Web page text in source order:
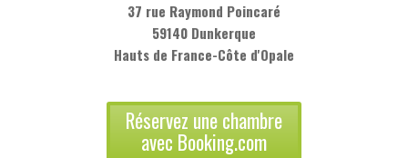
37 rue Raymond Poincaré
59140 Dunkerque
Hauts de France-Côte d'Opale
Réservez une chambre
avec Booking.com